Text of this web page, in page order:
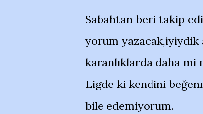
Sabahtan beri takip
yorum yazacak,iyiydik
karanlıklarda daha mi
Ligde ki kendini
bile edemiyorum.